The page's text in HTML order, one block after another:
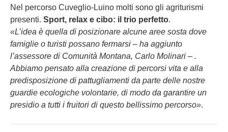
Nel percorso Cuveglio-Luino molti sono gli agriturismi
presenti. Sport, relax e cibo: il trio perfetto.
«L’idea è quella di posizionare alcune aree sosta dove
famiglie o turisti possano fermarsi – ha aggiunto
l’assessore di Comunità Montana, Carlo Molinari – .
Abbiamo pensato alla creazione di percorsi vita e alla
predisposizione di pattugliamenti da parte delle nostre
guardie ecologiche volontarie, di modo da garantire un
presidio a tutti i fruitori di questo bellissimo percorso».